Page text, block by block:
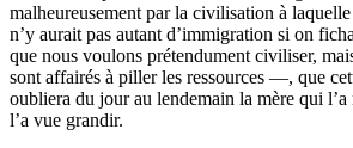
malheureusement par la civilisation à
n’y aurait pas autant d’immigration si on
que nous voulons prétendument civiliser,
sont affairés à piller les ressources —, que
oubliera du jour au lendemain la mère qui
l’a vue grandir.